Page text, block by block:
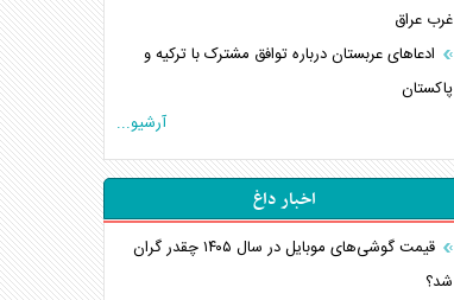
غرب عراق
ادعاهای عربستان درباره توافق مشترک با ترکیه و
پاکستان
آرشیو...
اخبار داغ
قیمت گوشی‌های موبایل در سال ۱۴۰۵ چقدر گران
شد؟